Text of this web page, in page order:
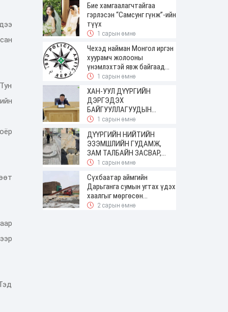
Бие хамгаалагчтайгаа
гэрлэсэн “Самсунг гүнж”-ийн
түүх
1 сарын өмнө
Чехэд найман Монгол иргэн
хуурамч жолооны
үнэмлэхтэй явж байгаад
баригджээ
1 сарын өмнө
ХАН-УУЛ ДҮҮРГИЙН
ДЭРГЭДЭХ
БАЙГУУЛЛАГУУДЫН
УДИРДАХ АЖИЛТНЫ
ЗОХИОН БАЙГУУЛАГДЛАА
1 сарын өмнө
ДҮҮРГИЙН НИЙТИЙН
ЭЗЭМШЛИЙН ГУДАМЖ,
ЗАМ ТАЛБАЙН ЗАСВАР,
ШИНЭЧЛЭЛТИЙН АЖИЛ
1 сарын өмнө
Сүхбаатар аймгийн
Дарьганга сумын угтах үдэх
хаалгыг мөргөсөн
жолоочоос 150 сая төгрөг
2 сарын өмнө